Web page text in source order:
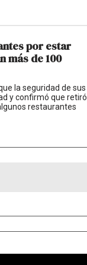
por estar
más de 100
la seguridad de sus
y confirmó que retiró
restaurantes